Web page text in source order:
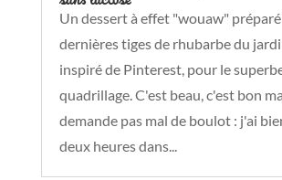
Un dessert à effet "wouaw" préparé
dernières tiges de rhubarbe du
inspiré de Pinterest, pour le
quadrillage. C'est beau, c'est bon
demande pas mal de boulot : j'ai
deux heures dans...